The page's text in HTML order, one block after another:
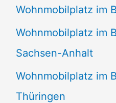
Wohnmobilplatz im
Wohnmobilplatz im
Sachsen-Anhalt
Wohnmobilplatz im
Thüringen